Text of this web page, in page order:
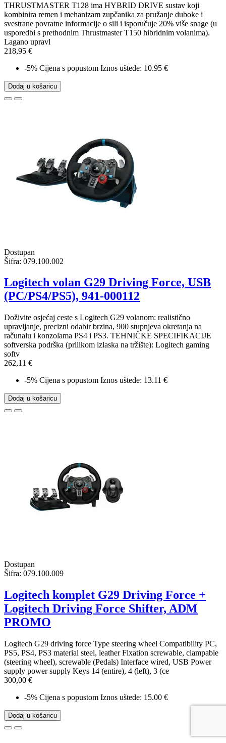
THRUSTMASTER T128 ima HYBRID DRIVE sustav koji
kombinira remen i mehanizam zupčanika za pružanje duboke i
svestrane povratne informacije o sili i isporučuje 20% više snage (u
usporedbi s prethodnim Thrustmaster T150 hibridnim volanima).
Lagano upravl
218,95 €
-5% Cijena s popustom Iznos uštede: 10.95 €
Dodaj u košaricu
Dostupan
Šifra: 079.100.002
Logitech volan G29 Driving Force, USB
(PC/PS4/PS5), 941-000112
Doživite osjećaj ceste s Logitech G29 volanom: realistično
upravljanje, precizni odabir brzina, 900 stupnjeva okretanja na
računalu i konzolama PS4 i PS3. TEHNIČKE SPECIFIKACIJE
softverska podrška (prilikom izlaska na tržište): Logitech gaming
softv
262,11 €
-5% Cijena s popustom Iznos uštede: 13.11 €
Dodaj u košaricu
Dostupan
Šifra: 079.100.009
Logitech komplet G29 Driving Force +
Logitech Driving Force Shifter, ADM
PROMO
Logitech G29 driving force Type steering wheel Compatibility PC,
PS5, PS4, PS3 material steel, leather Fixation screwable, clampable
(steering wheel), screwable (Pedals) Interface wired, USB Power
supply power supply Keys 14 (entire), 4 (left), 3 (ce
300,00 €
-5% Cijena s popustom Iznos uštede: 15.00 €
Dodaj u košaricu